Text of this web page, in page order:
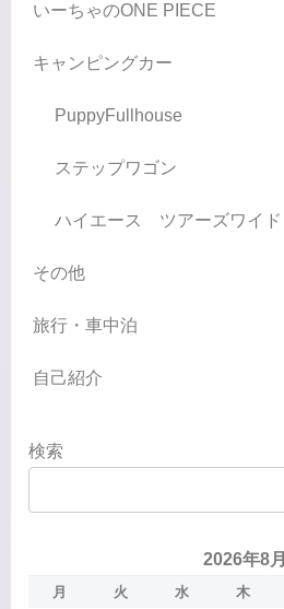
いーちゃのONE PIECE
キャンピングカー
PuppyFullhouse
ステップワゴン
ハイエース ツアーズワイド
その他
旅行・車中泊
自己紹介
検索
2026年8月
月 火 水 木